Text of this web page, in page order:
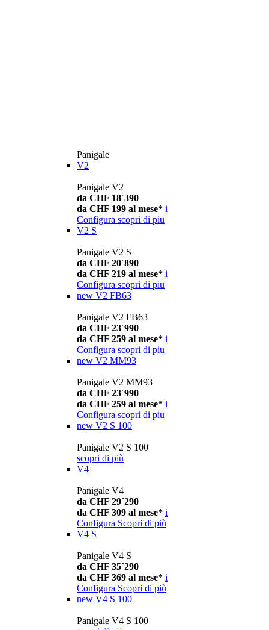
Panigale
V2
Panigale V2
da CHF 18´390
da CHF 199 al mese* i
Configura scopri di piu
V2 S
Panigale V2 S
da CHF 20´890
da CHF 219 al mese* i
Configura scopri di piu
new V2 FB63
Panigale V2 FB63
da CHF 23´990
da CHF 259 al mese* i
Configura scopri di piu
new V2 MM93
Panigale V2 MM93
da CHF 23´990
da CHF 259 al mese* i
Configura scopri di piu
new V2 S 100
Panigale V2 S 100
scopri di più
V4
Panigale V4
da CHF 29´290
da CHF 309 al mese* i
Configura Scopri di più
V4 S
Panigale V4 S
da CHF 35´290
da CHF 369 al mese* i
Configura Scopri di più
new V4 S 100
Panigale V4 S 100